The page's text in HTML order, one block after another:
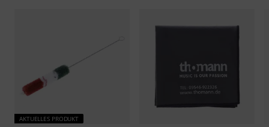
AKTUELLES PRODUKT